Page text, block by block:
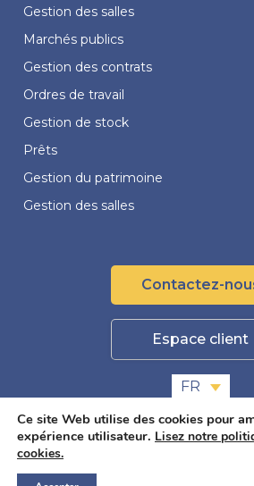
Gestion des salles
Marchés publics
Gestion des contrats
Ordres de travail
Gestion de stock
Prêts
Gestion du patrimoine
Gestion des salles
Contactez-
Espace client
FR
Ce site Web utilise des cookies pour
expérience utilisateur. Lisez notre
cookies.